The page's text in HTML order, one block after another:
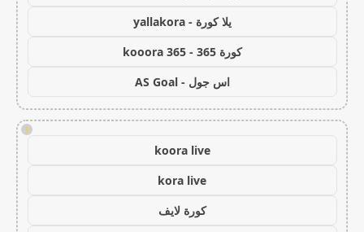
يلا كورة - yallakora
كورة 365 - kooora 365
اس جول - AS Goal
!
koora live
kora live
كورة لايف